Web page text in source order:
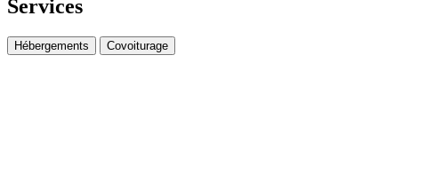
Services
Hébergements Covoiturage